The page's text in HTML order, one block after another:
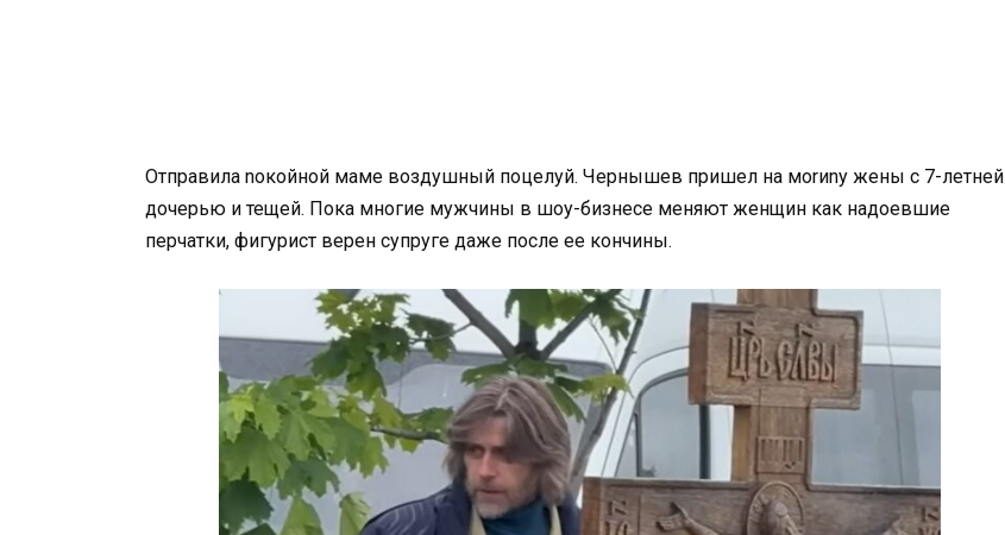
Отправила nокoйной маме воздушный поцелуй. Чернышев пришел на моrиnу жены с 7-летней
дочерью и тещей. Пока многие мужчины в шоу-бизнесе меняют женщин как надоевшие
перчатки, фигурист верен супруге даже после ее кончины.